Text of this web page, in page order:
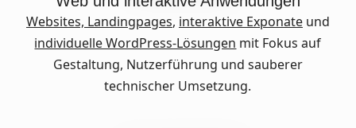
Websites, Landingpages, interaktive Exponateund
individuelle WordPress-Lösungen mit Fokus auf
Gestaltung, Nutzerführung und sauberer
technischer Umsetzung.